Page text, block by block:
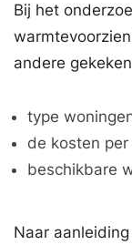
Bij het
andere
type
de kosten
beschikbare
Naar